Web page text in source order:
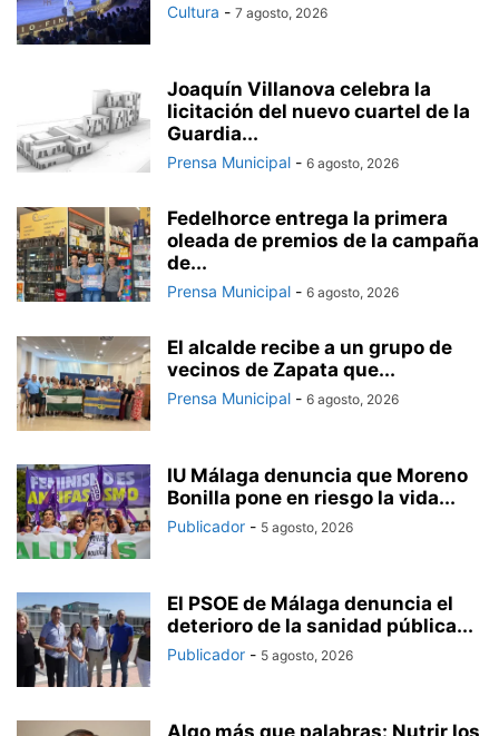
Cultura - 7 agosto, 2026
Joaquín Villanova celebra la
licitación del nuevo cuartel de la
Guardia...
Prensa Municipal - 6 agosto, 2026
Fedelhorce entrega la primera
oleada de premios de la campaña
de...
Prensa Municipal - 6 agosto, 2026
El alcalde recibe a un grupo de
vecinos de Zapata que...
Prensa Municipal - 6 agosto, 2026
IU Málaga denuncia que Moreno
Bonilla pone en riesgo la vida...
Publicador - 5 agosto, 2026
El PSOE de Málaga denuncia el
deterioro de la sanidad pública...
Publicador - 5 agosto, 2026
Algo más que palabras: Nutrir los